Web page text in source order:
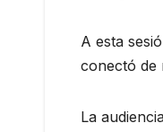
A esta
conectó de
La